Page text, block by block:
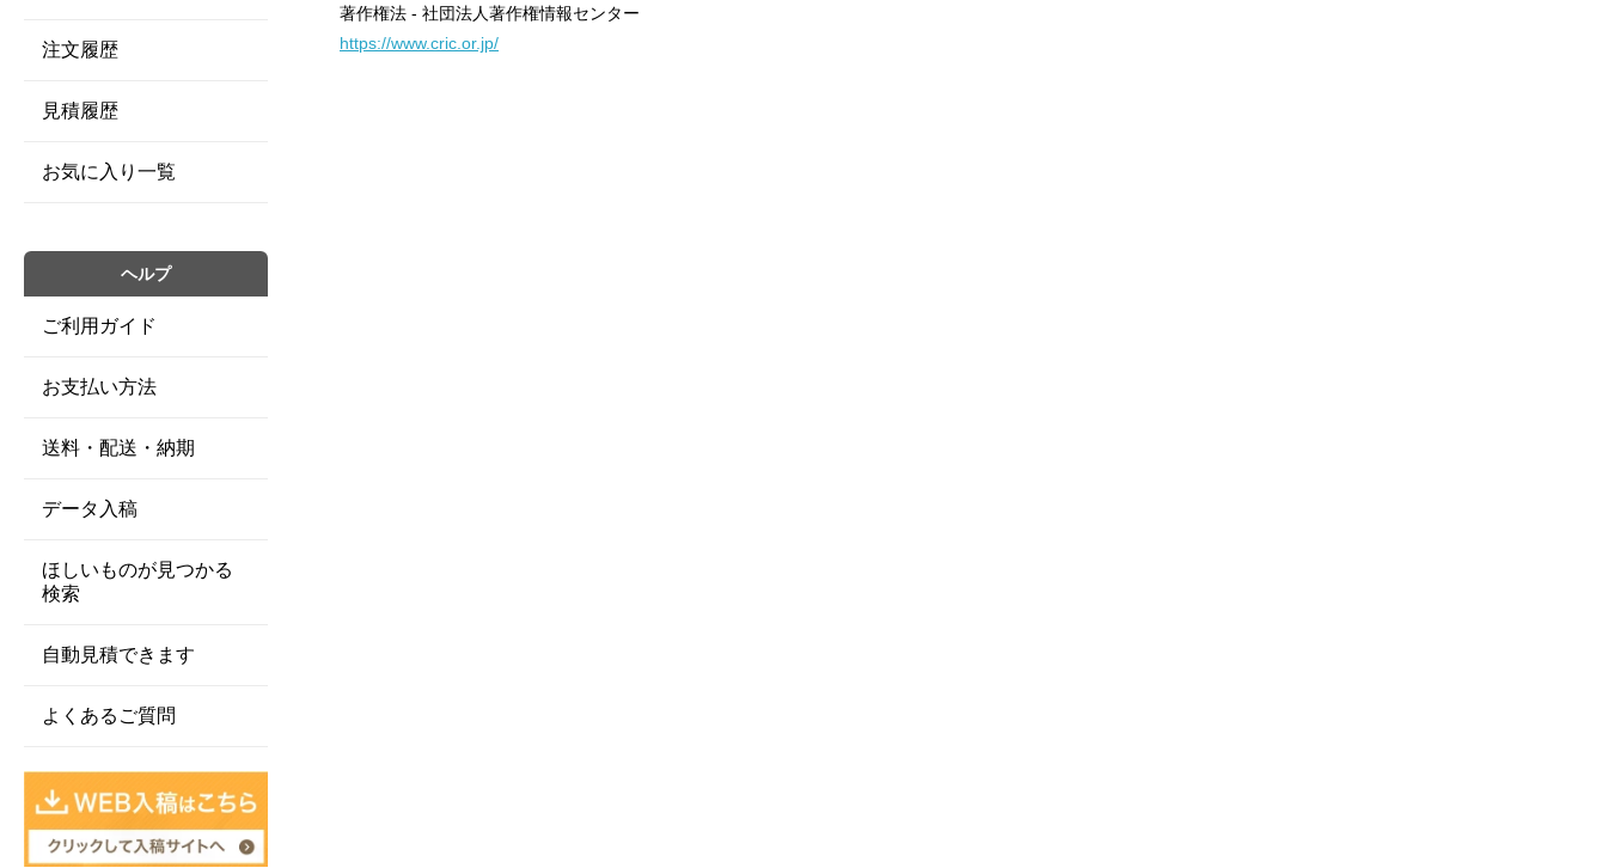
著作権法 - 社団法人著作権情報センター
https://www.cric.or.jp/
注文履歴
見積履歴
お気に入り一覧
ヘルプ
ご利用ガイド
お支払い方法
送料・配送・納期
データ入稿
ほしいものが見つかる
検索
自動見積できます
よくあるご質問